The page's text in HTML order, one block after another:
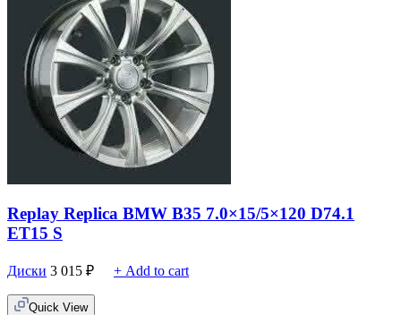
Replay Replica BMW B35 7.0×15/5×120 D74.1
ET15 S
Диски 3 015 ₽ + Add to cart
Quick View